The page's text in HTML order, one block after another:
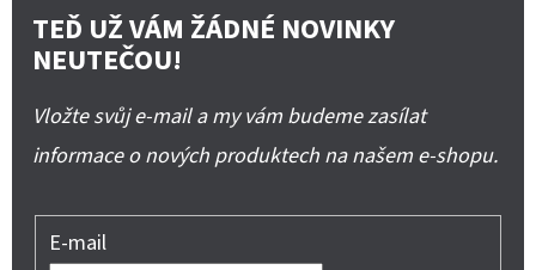
TEĎ UŽ VÁM ŽÁDNÉ NOVINKY
NEUTEČOU!
Vložte svůj e-mail a my vám budeme zasílat
informace o nových produktech na našem e-shopu.
E-mail